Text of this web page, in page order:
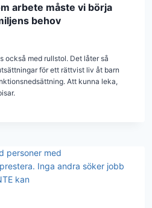
arbete måste vi börja
behov
också med rullstol. Det låter så
för ett rättvist liv åt barn
Att kunna leka,